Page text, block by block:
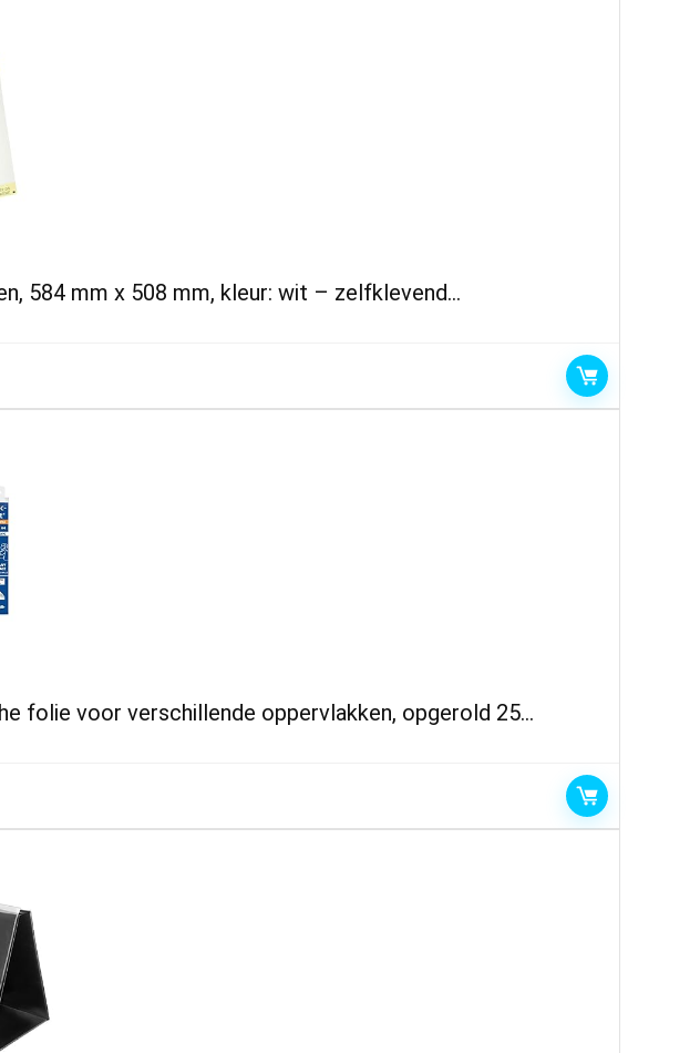
584 mm x 508 mm, kleur: wit – zelfklevend…
folie voor verschillende oppervlakken, opgerold 25…